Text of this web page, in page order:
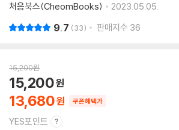
처음북스(CheomBooks)
2023.05.05.
9.7 33 판매지수 36
15,200원
13,680
15,200
쿠폰혜택가
YES포인트